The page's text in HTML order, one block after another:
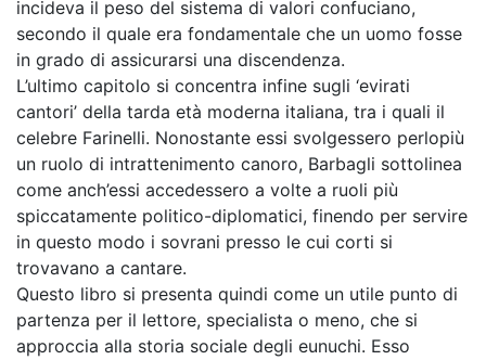
incideva il peso del sistema di valori confuciano,
secondo il quale era fondamentale che un uomo fosse
in grado di assicurarsi una discendenza.
L’ultimo capitolo si concentra infine sugli ‘evirati
cantori’ della tarda età moderna italiana, tra i quali il
celebre Farinelli. Nonostante essi svolgessero perlopiù
un ruolo di intrattenimento canoro, Barbagli sottolinea
come anch’essi accedessero a volte a ruoli più
spiccatamente politico-diplomatici, finendo per servire
in questo modo i sovrani presso le cui corti si
trovavano a cantare.
Questo libro si presenta quindi come un utile punto di
partenza per il lettore, specialista o meno, che si
approccia alla storia sociale degli eunuchi. Esso